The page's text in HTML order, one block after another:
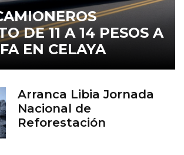
DE 11 A 14 PESOS A
EN CELAYA
Arranca Libia Jornada
Nacional de
Reforestación